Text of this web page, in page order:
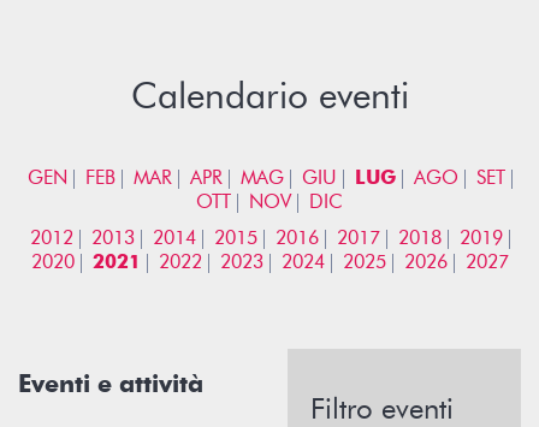
Calendario eventi
GEN FEB MAR APR MAG GIU LUG AGO
SET
OTT
NOV
DIC
2012
2013 2014 2015 2016 2017 2018
2019
2020
2021 2022 2023 2024 2025 2026 2027
Eventi e attività
Filtro eventi